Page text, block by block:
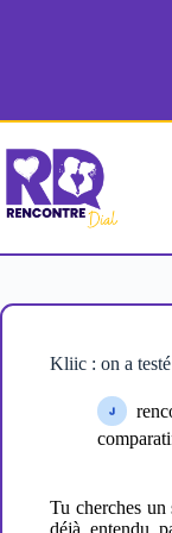
Kliic : on a
Tu cherches un
déjà entendu